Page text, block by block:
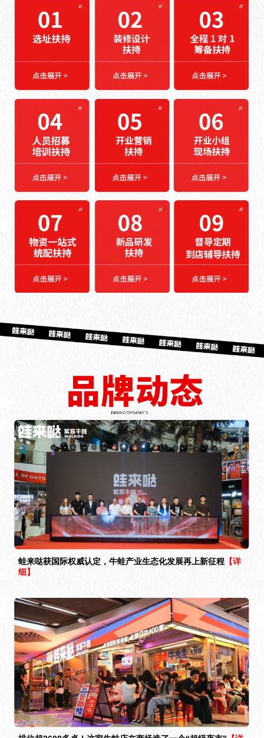
蛙来哒获国际权威认定，牛蛙产业生态化发展再上新征程 【详
细】